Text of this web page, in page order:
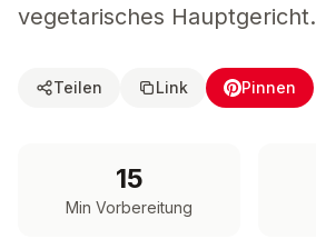
vegetarisches Hauptgericht.
Teilen Link Pinnen
15
Min Vorbereitung